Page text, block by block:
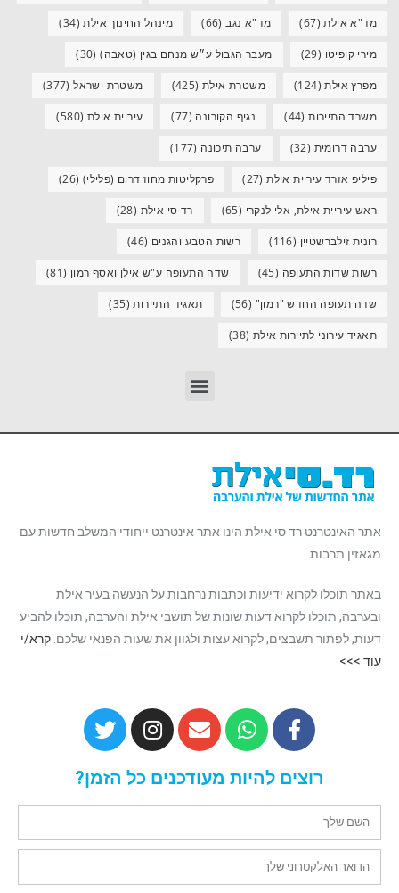
מד"א אילת(67) מד"א נגב(66) מינהל החינוך אילת(34)
מירי קופיטו (29) מעבר הגבול ע״ש מנחם בגין (טאבה)(30)
מפרץ אילת(124) משטרת אילת (425) משטרת ישראל(377)
משרד התיירות(44) נגיף הקורונה (77) עיריית אילת (580)
ערבה דרומית (32) ערבה תיכונה (177)
פיליפ אזרד עיריית אילת(27) פרקליטות מחוז דרום (פלילי) (26)
ראש עיריית אילת, אלי לנקרי (65) רד סי אילת (28)
רונית זילברשטיין (116) רשות הטבע והגנים (46)
רשות שדות התעופה (45) שדה התעופה ע"ש אילן ואסף רמון (81)
שדה תעופה החדש "רמון" (56) תאגיד התיירות(35)
תאגיד עירוני לתיירות אילת (38)
אתר האינטרנט רד סי אילת הינו אתר אינטרנט ייחודי המשלב חדשות עם
מגאזין תרבות.
באתר תוכלו לקרוא ידיעות וכתבות נרחבות על הנעשה בעיר אילת
ובערבה, תוכלו לקרוא דעות שונות של תושבי אילת והערבה, תוכלו להביע
דעות, לפתור תשבצים, לקרוא עצות ולגוון את שעות הפנאי שלכם. קרא/י
עוד >>>
רוצים להיות מעודכנים כל הזמן?